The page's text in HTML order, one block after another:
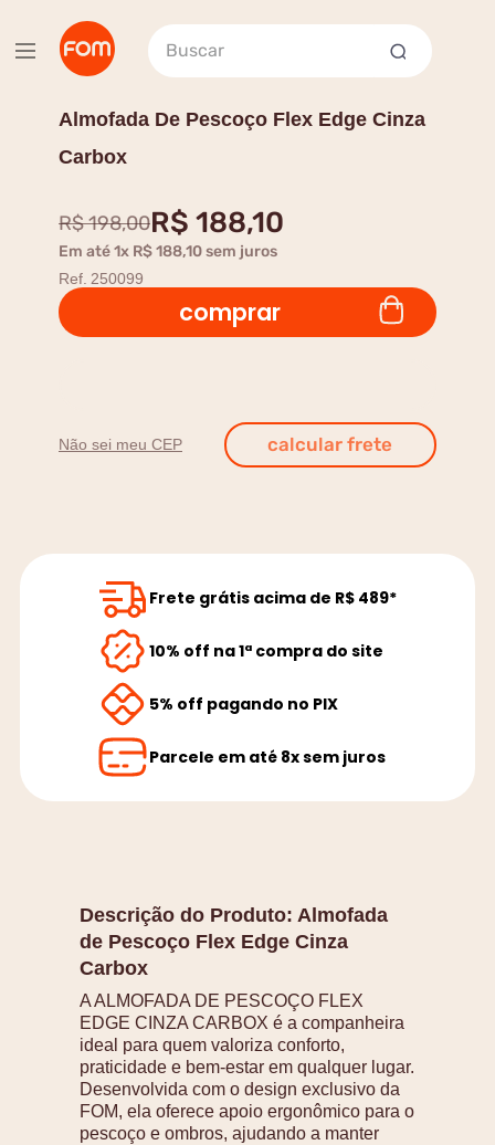
Buscar
Almofada De Pescoço Flex Edge Cinza
Carbox
R$198,00R$ 188,10
Em até1x R$188,10sem juros
Ref. 250099
comprar
Não sei meu CEP
Frete grátis acima de R$ 489*
10% off na 1ª compra do site
5% off pagando no PIX
Parcele em até 8x sem juros
Descrição do Produto: Almofada
de Pescoço Flex Edge Cinza
Carbox
A ALMOFADA DE PESCOÇO FLEX
EDGE CINZA CARBOX é a companheira
ideal para quem valoriza conforto,
praticidade e bem-estar em qualquer lugar.
Desenvolvida com o design exclusivo da
FOM, ela oferece apoio ergonômico para o
pescoço e ombros, ajudando a manter